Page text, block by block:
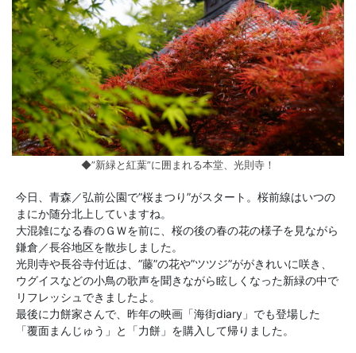
◆”新緑と紅葉”に囲まれる本堂、光則寺！
今日、青森／弘前公園で”桜まつり”がスタート。桜前線はいつの
まにか随分北上していますね。
大混雑になる春のＧＷを前に、桜の後の春の花の様子を見ながら
鎌倉／長谷地区を散歩しました。
光則寺や長谷寺付近は、”藤”の花や”ツツジ”ががきれいに咲き、
ウグイスなどの小鳥の歌声を聞きながら眩しくなった新緑の中で
リフレッシュできましたよ。
最後に力餅家さんで、昨年の映画「海街diary」でも登場した
「覆面まんじゅう」と「力餅」を購入して帰りました。